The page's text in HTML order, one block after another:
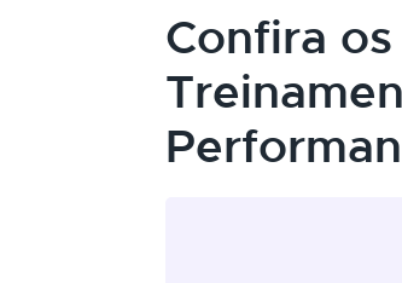
Confira